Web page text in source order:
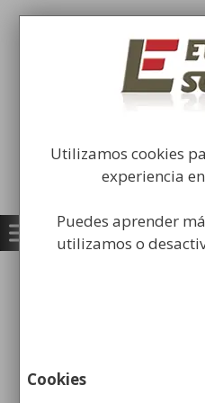
Saltar
Búsqueda
de
Utilizamos cookies
experiencia
Puedes aprender
utilizamos o
Cookies